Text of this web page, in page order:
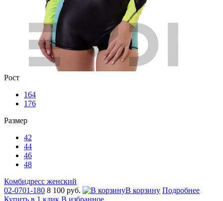
Рост
164
176
Размер
42
44
46
48
Комбидресс женский
02-0701-180 8 100 руб. В корзину Подробнее
Купить в 1 клик В избранное